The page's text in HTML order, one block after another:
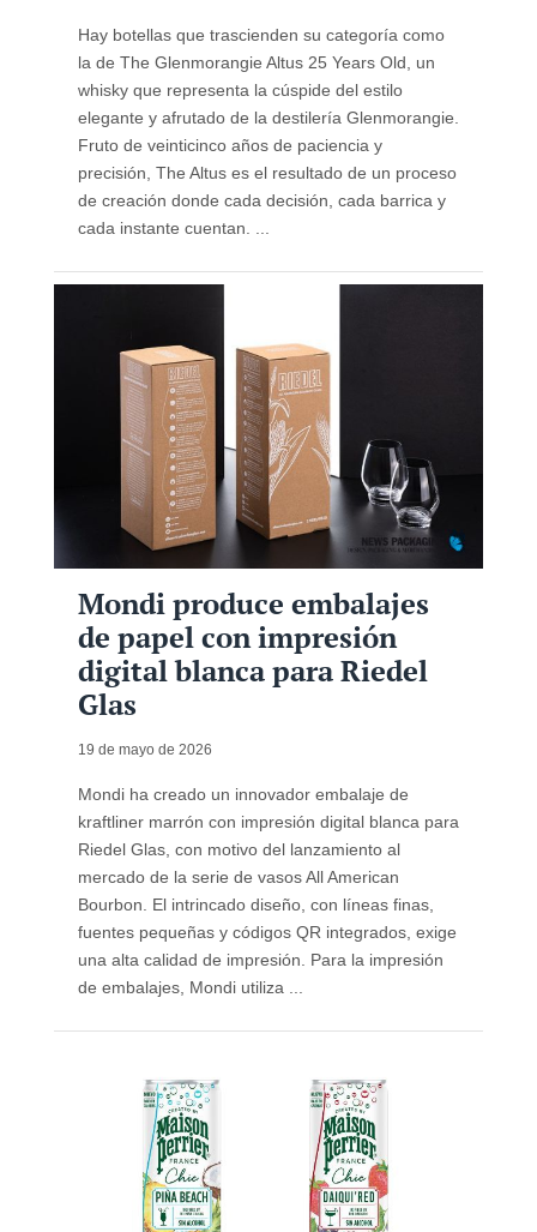
Hay botellas que trascienden su categoría como
la de The Glenmorangie Altus 25 Years Old, un
whisky que representa la cúspide del estilo
elegante y afrutado de la destilería Glenmorangie.
Fruto de veinticinco años de paciencia y
precisión, The Altus es el resultado de un proceso
de creación donde cada decisión, cada barrica y
cada instante cuentan. ...
Mondi produce embalajes
de papel con impresión
digital blanca para Riedel
Glas
19 de mayo de 2026
Mondi ha creado un innovador embalaje de
kraftliner marrón con impresión digital blanca para
Riedel Glas, con motivo del lanzamiento al
mercado de la serie de vasos All American
Bourbon. El intrincado diseño, con líneas finas,
fuentes pequeñas y códigos QR integrados, exige
una alta calidad de impresión. Para la impresión
de embalajes, Mondi utiliza ...